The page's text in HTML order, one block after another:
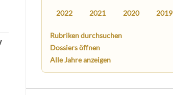
2022 2021 2020 2019
Rubriken durchsuchen
Dossiers öffnen
Alle Jahre anzeigen